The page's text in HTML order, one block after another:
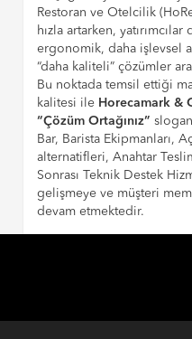
Restoran ve Otelcilik
hızla artarken,
ergonomik, daha işlevsel
“daha kaliteli” çözümler
Bu noktada temsil ettiği
kalitesi ile Horecamark &
“Çözüm Ortağınız”
Bar, Barista Ekipmanları,
alternatifleri, Anahtar
Sonrası Teknik Destek
gelişmeye ve müşteri
devam etmektedir.